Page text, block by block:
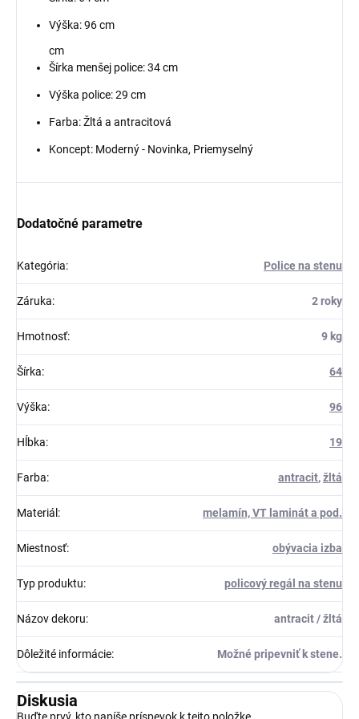
Výška: 96 cm
cm
Šírka menšej police: 34 cm
Výška police: 29 cm
Farba: Žltá a antracitová
Koncept: Moderný - Novinka, Priemyselný
Dodatočné parametre
Kategória: Police na stenu
Záruka: 2 roky
Hmotnosť: 9 kg
Šírka: 64
Výška: 96
Hĺbka: 19
Farba: antracit,žltá
Materiál : melamín, VT laminát a pod.
Miestnosť: obývacia izba
Typ produktu: policový regál na stenu
Názov dekoru: antracit / žltá
Dôležité informácie: Možné pripevniť k stene.
Diskusia